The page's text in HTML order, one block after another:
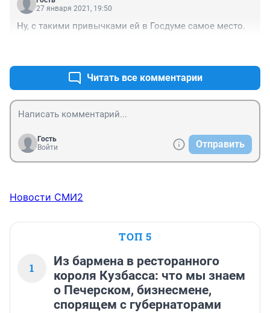
27 января 2021, 19:50
Ну, с такими привычками ей в Госдуме самое место.
Читать все комментарии
Гость
Войти
Отправить
Новости СМИ2
ТОП 5
1
Из бармена в ресторанного
короля Кузбасса: что мы знаем
о Печерском, бизнесмене,
спорящем с губернаторами